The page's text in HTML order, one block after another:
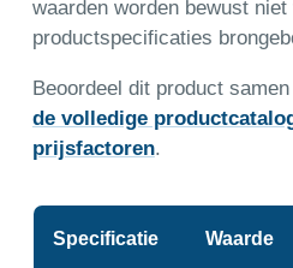
waarden worden bewust
productspecificaties
Beoordeel dit product
de volledige
prijsfactoren.
Specificatie Waarde